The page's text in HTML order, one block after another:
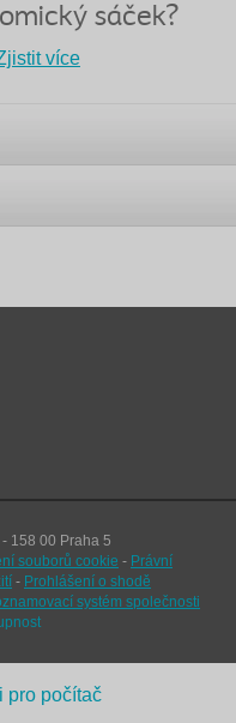
sáček?
více
158 00 Praha 5
souborů cookie - Právní
- Prohlášení o shodě
systém společnosti
pro počítač